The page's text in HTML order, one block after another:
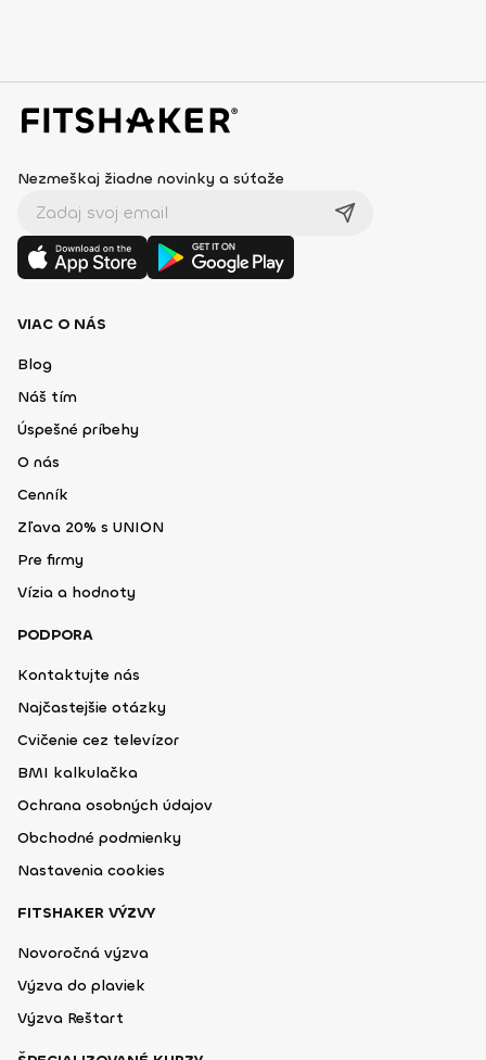
Nezmeškaj žiadne novinky a súťaže
VIAC O NÁS
Blog
Náš tím
Úspešné príbehy
O nás
Cenník
Zľava 20% s UNION
Pre firmy
Vízia a hodnoty
PODPORA
Kontaktujte nás
Najčastejšie otázky
Cvičenie cez televízor
BMI kalkulačka
Ochrana osobných údajov
Obchodné podmienky
Nastavenia cookies
FITSHAKER VÝZVY
Novoročná výzva
Výzva do plaviek
Výzva Reštart